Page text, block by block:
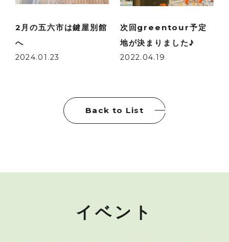
2月の五六市は鍵屋別館
へ
2024.01.23
次回greentour予定
地が決まりました♪
2022.04.19
Back to List
イベント